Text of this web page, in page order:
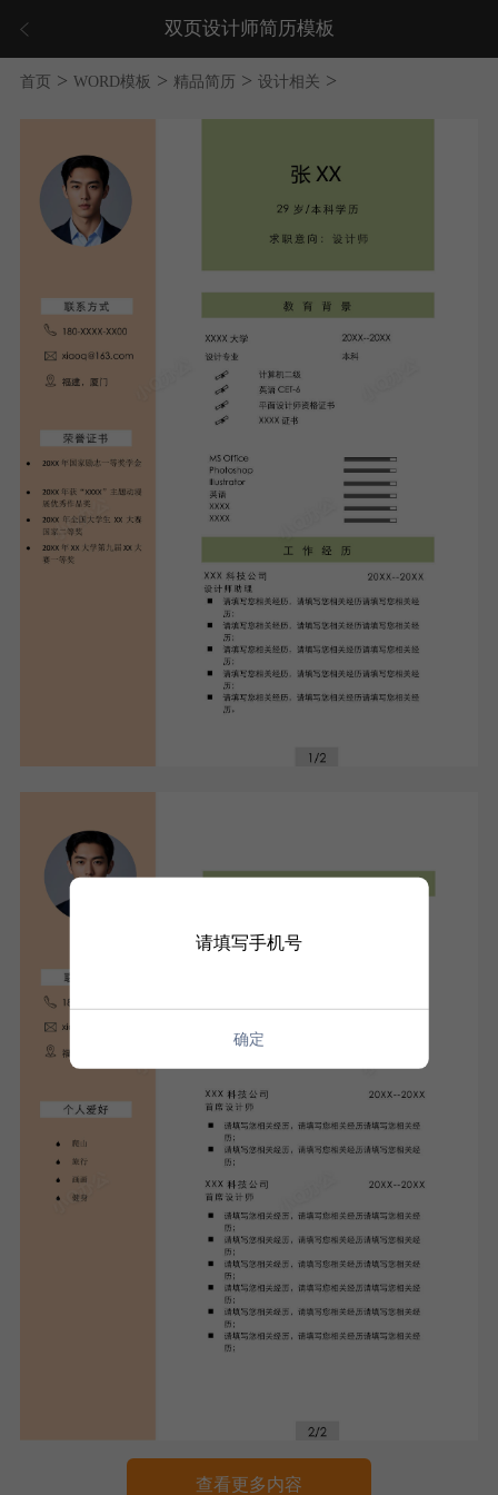
双页设计师简历模板
首页 > WORD模板 > 精品简历 > 设计相关 >
查看更多内容
请填写手机号
确定